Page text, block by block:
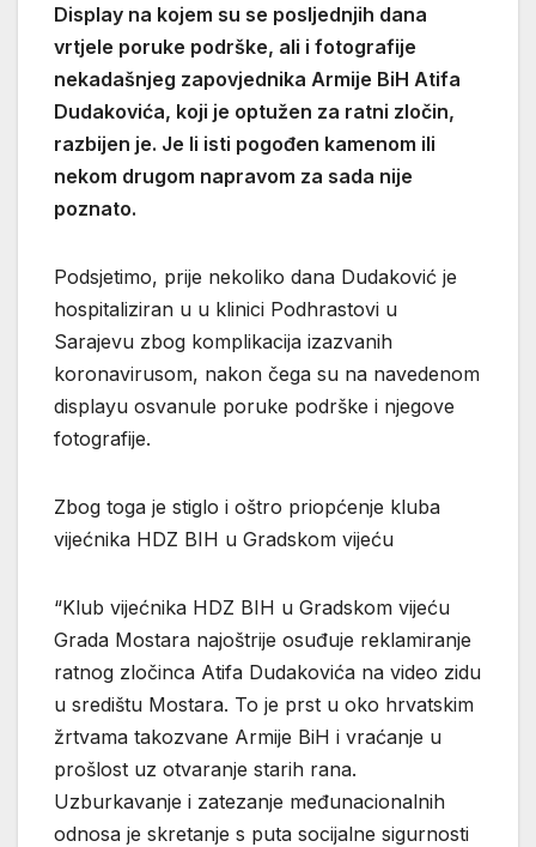
Display na kojem su se posljednjih dana
vrtjele poruke podrške, ali i fotografije
nekadašnjeg zapovjednika Armije BiH Atifa
Dudakovića, koji je optužen za ratni zločin,
razbijen je. Je li isti pogođen kamenom ili
nekom drugom napravom za sada nije
poznato.
Podsjetimo, prije nekoliko dana Dudaković je
hospitaliziran u u klinici Podhrastovi u
Sarajevu zbog komplikacija izazvanih
koronavirusom, nakon čega su na navedenom
displayu osvanule poruke podrške i njegove
fotografije.
Zbog toga je stiglo i oštro priopćenje kluba
vijećnika HDZ BIH u Gradskom vijeću
“Klub vijećnika HDZ BIH u Gradskom vijeću
Grada Mostara najoštrije osuđuje reklamiranje
ratnog zločinca Atifa Dudakovića na video zidu
u središtu Mostara. To je prst u oko hrvatskim
žrtvama takozvane Armije BiH i vraćanje u
prošlost uz otvaranje starih rana.
Uzburkavanje i zatezanje međunacionalnih
odnosa je skretanje s puta socijalne sigurnosti